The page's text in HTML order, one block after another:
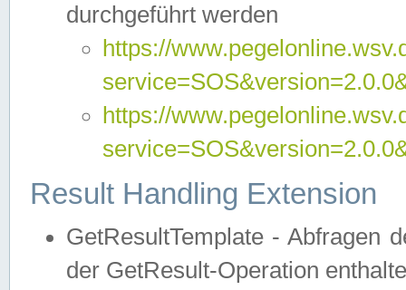
durchgeführt werden
https://
https://
Result Handling Extension
GetResultTemplate - Abfragen
der GetResult-Operation